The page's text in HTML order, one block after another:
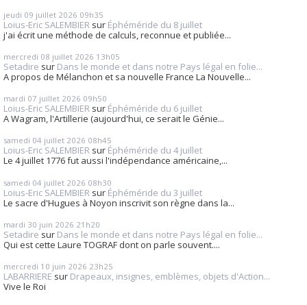
jeudi 09 juillet 2026 09h35
Loius-Eric SALEMBIER sur Éphéméride du 8 juillet
j'ai écrit une méthode de calculs, reconnue et publiée...
mercredi 08 juillet 2026 13h05
Setadire sur Dans le monde et dans notre Pays légal en folie...
A propos de Mélanchon et sa nouvelle France La Nouvelle...
mardi 07 juillet 2026 09h50
Loius-Eric SALEMBIER sur Éphéméride du 6 juillet
A Wagram, l'Artillerie (aujourd'hui, ce serait le Génie...
samedi 04 juillet 2026 08h45
Loius-Eric SALEMBIER sur Éphéméride du 4 juillet
Le 4 juillet 1776 fut aussi l'indépendance américaine,...
samedi 04 juillet 2026 08h30
Loius-Eric SALEMBIER sur Éphéméride du 3 juillet
Le sacre d'Hugues à Noyon inscrivit son règne dans la...
mardi 30 juin 2026 21h20
Setadire sur Dans le monde et dans notre Pays légal en folie...
Qui est cette Laure TOGRAF dont on parle souvent....
mercredi 10 juin 2026 23h25
LABARRIERE sur Drapeaux, insignes, emblèmes, objets d'Action...
Vive le Roi